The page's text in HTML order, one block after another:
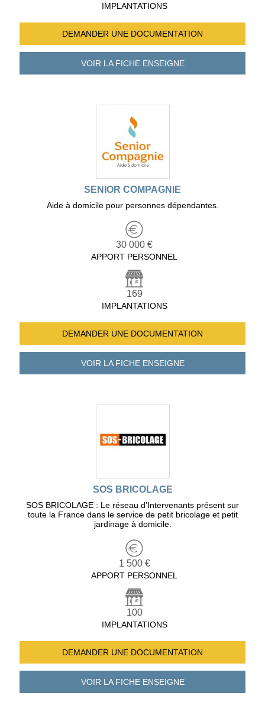
IMPLANTATIONS
DEMANDER UNE DOCUMENTATION
VOIR LA FICHEENSEIGNE
SENIOR COMPAGNIE
Aide à domicile pour personnes dépendantes.
30 000 €
APPORT PERSONNEL
169
IMPLANTATIONS
DEMANDER UNE DOCUMENTATION
VOIR LA FICHEENSEIGNE
SOS BRICOLAGE
SOS BRICOLAGE : Le réseau d’Intervenants présent sur
toute la France dans le service de petit bricolage et petit
jardinage à domicile.
1 500 €
APPORT PERSONNEL
100
IMPLANTATIONS
DEMANDER UNE DOCUMENTATION
VOIR LA FICHEENSEIGNE